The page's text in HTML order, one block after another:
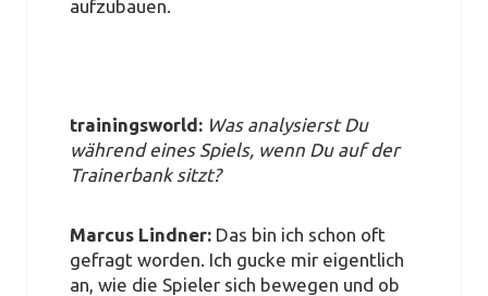
aufzubauen.
trainingsworld: Was analysierst Du
während eines Spiels, wenn Du auf der
Trainerbank sitzt?
Marcus Lindner: Das bin ich schon oft
gefragt worden. Ich gucke mir eigentlich
an, wie die Spieler sich bewegen und ob